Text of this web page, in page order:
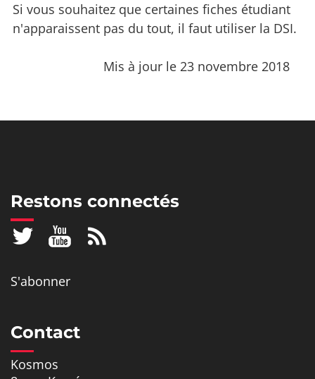
Si vous souhaitez que certaines fiches étudiant
n'apparaissent pas du tout, il faut utiliser la DSI.
Mis à jour le 23 novembre 2018
Restons connectés
S'abonner
Contact
Kosmos